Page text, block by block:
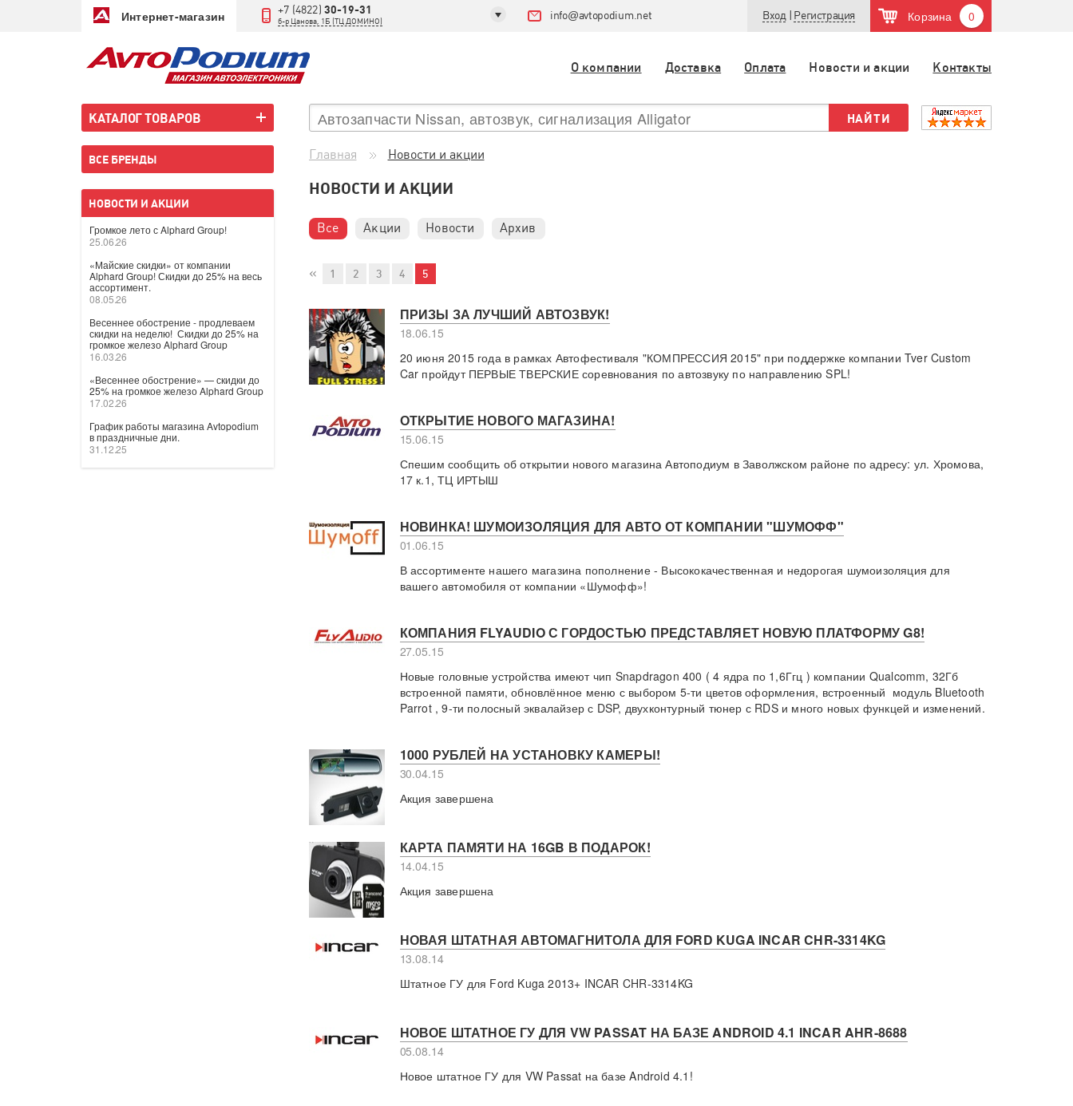
Интернет-магазин +7 (4822) 30-19-31
б-р Цанова, 1Б (ТЦ ДОМИНО) info@avtopodium.net Вход Регистрация Корзина 0
О компании Доставка Оплата Новости и акции Контакты
КАТАЛОГ ТОВАРОВ
ВСЕ БРЕНДЫ
НОВОСТИ И АКЦИИ
Громкое лето с Alphard Group!
25.06.26
«Майские скидки» от компании
Alphard Group! Скидки до 25% на весь
ассортимент.
08.05.26
Весеннее обострение - продлеваем
скидки на неделю! Скидки до 25% на
громкое железо Alphard Group
16.03.26
«Весеннее обострение» — скидки до
25% на громкое железо Alphard Group
17.02.26
График работы магазина Avtopodium
в праздничные дни.
31.12.25
Главная Новости и акции
НОВОСТИ И АКЦИИ
Все Акции Новости Архив
« 1 2 3 4 5
ПРИЗЫ ЗА ЛУЧШИЙ АВТОЗВУК!
18.06.15
20 июня 2015 года в рамках Автофестиваля "КОМПРЕССИЯ 2015" при поддержке компании Tver Custom
Car пройдут ПЕРВЫЕ ТВЕРСКИЕ соревнования по автозвуку по направлению SPL!
ОТКРЫТИЕ НОВОГО МАГАЗИНА!
15.06.15
Спешим сообщить об открытии нового магазина Автоподиум в Заволжском районе по адресу: ул. Хромова,
17 к.1, ТЦ ИРТЫШ
НОВИНКА! ШУМОИЗОЛЯЦИЯ ДЛЯ АВТО ОТ КОМПАНИИ "ШУМОФФ"
01.06.15
В ассортименте нашего магазина пополнение - Высококачественная и недорогая шумоизоляция для
вашего автомобиля от компании «Шумофф»!
КОМПАНИЯ FLYAUDIO С ГОРДОСТЬЮ ПРЕДСТАВЛЯЕТ НОВУЮ ПЛАТФОРМУ G8!
27.05.15
Новые головные устройства имеют чип Snapdragon 400 ( 4 ядра по 1,6Ггц ) компании Qualcomm, 32Гб
встроенной памяти, обновлённое меню с выбором 5-ти цветов оформления, встроенный модуль Bluetooth
Parrot , 9-ти полосный эквалайзер с DSP, двухконтурный тюнер с RDS и много новых функцей и изменений.
1000 РУБЛЕЙ НА УСТАНОВКУ КАМЕРЫ!
30.04.15
Акция завершена
КАРТА ПАМЯТИ НА 16GB В ПОДАРОК!
14.04.15
Акция завершена
НОВАЯ ШТАТНАЯ АВТОМАГНИТОЛА ДЛЯ FORD KUGA INCAR CHR-3314KG
13.08.14
Штатное ГУ для Ford Kuga 2013+ INCAR CHR-3314KG
НОВОЕ ШТАТНОЕ ГУ ДЛЯ VW PASSAT НА БАЗЕ ANDROID 4.1 INCAR AHR-8688
05.08.14
Новое штатное ГУ для VW Passat на базе Android 4.1!